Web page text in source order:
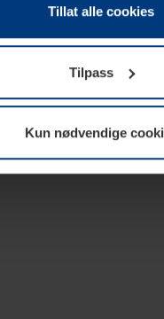
hvis disse er absolutt
tillatelse. Du kan når
samtykke i forklaringen
på siden
Tillat alle cookies
Tilpass
Kun nødvendige